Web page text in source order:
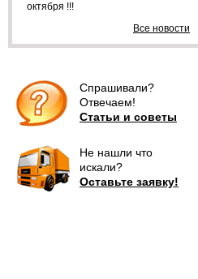
октября !!!
Все новости
Спрашивали?
Отвечаем!
Статьи и советы
Не нашли что
искали?
Оставьте заявку!